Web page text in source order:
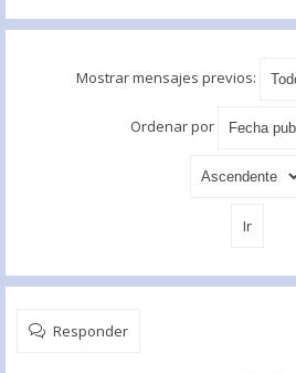
Mostrar mensajes previos:
Ordenar por
Responder